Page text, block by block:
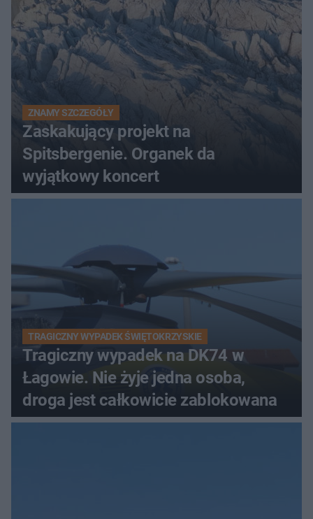
ZNAMY SZCZEGÓŁY
Zaskakujący projekt na
Spitsbergenie. Organek da
wyjątkowy koncert
TRAGICZNY WYPADEK ŚWIĘTOKRZYSKIE
Tragiczny wypadek na DK74 w
Łagowie. Nie żyje jedna osoba,
droga jest całkowicie zablokowana